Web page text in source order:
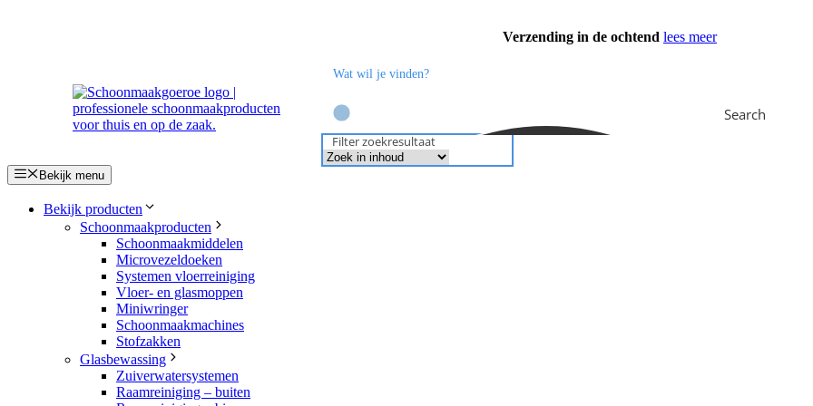
Verzending in de ochtend lees meer
Search
Filter zoekresultaat
Bekijk menu
Bekijk producten
Schoonmaakproducten
Schoonmaakmiddelen
Microvezeldoeken
Systemen vloerreiniging
Vloer- en glasmoppen
Miniwringer
Schoonmaakmachines
Stofzakken
Glasbewassing
Zuiverwatersystemen
Raamreiniging – buiten